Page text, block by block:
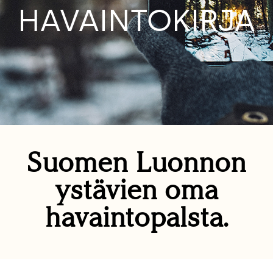
HAVAINTOKIRJA
Suomen Luonnon
ystävien oma
havaintopalsta.